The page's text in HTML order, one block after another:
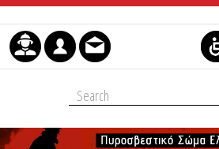
Μετάβαση στο περιεχόμενο